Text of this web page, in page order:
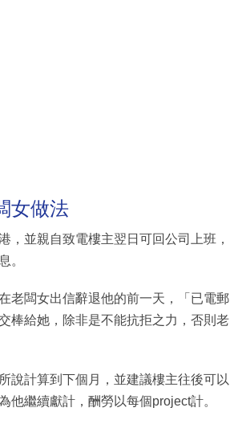
女做法
，並親自致電樓主翌日可回公司上班，
。
老闆女出信辭退他的前一天，「已電郵
棒給她，除非是不能抗拒之力，否則老
說計算到下個月，並建議樓主往後可以
他繼續獻計，酬勞以每個project計。